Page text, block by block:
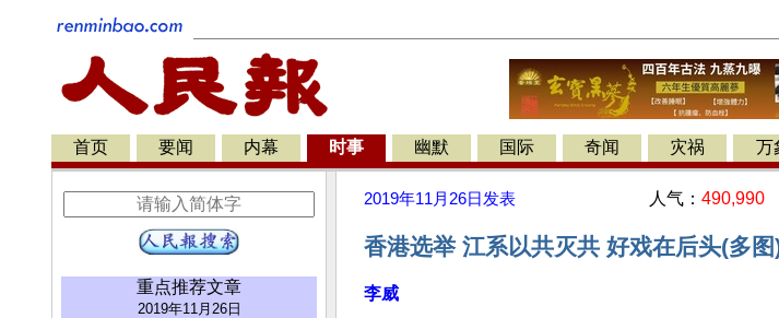
首页 要闻 内幕 时事 幽默 国际 奇闻 灾祸 万
重点推荐文章
2019年11月26日
2019年11月26日 发表 人气： 490,990
香港选举 江系以共灭共 好戏在后头(多图
李威